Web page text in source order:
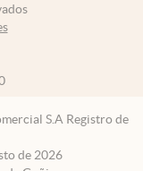
S.A Registro de
de 2026